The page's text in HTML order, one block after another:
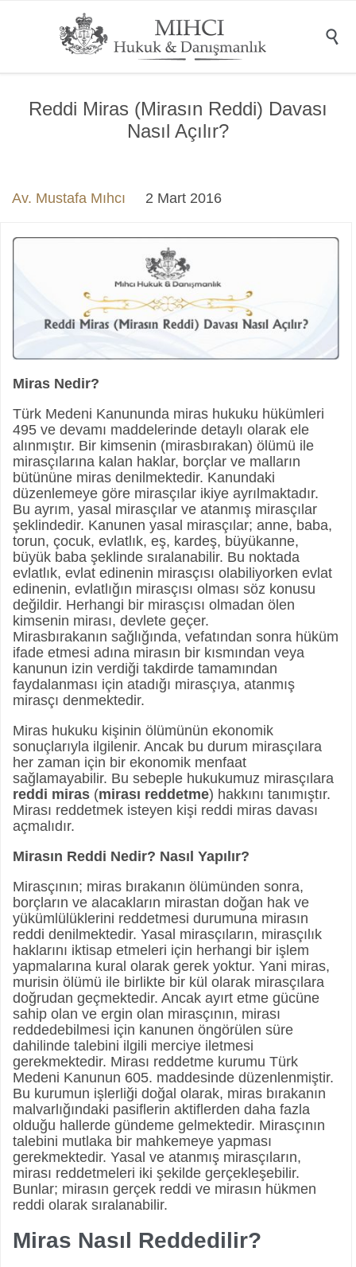

Reddi Miras (Mirasın Reddi) Davası
Nasıl Açılır?
Av. Mustafa Mıhcı 2 Mart 2016
Miras Nedir?
Türk Medeni Kanununda miras hukuku hükümleri
495 ve devamı maddelerinde detaylı olarak ele
alınmıştır. Bir kimsenin (mirasbırakan) ölümü ile
mirasçılarına kalan haklar, borçlar ve malların
bütününe miras denilmektedir. Kanundaki
düzenlemeye göre mirasçılar ikiye ayrılmaktadır.
Bu ayrım, yasal mirasçılar ve atanmış mirasçılar
şeklindedir. Kanunen yasal mirasçılar; anne, baba,
torun, çocuk, evlatlık, eş, kardeş, büyükanne,
büyük baba şeklinde sıralanabilir. Bu noktada
evlatlık, evlat edinenin mirasçısı olabiliyorken evlat
edinenin, evlatlığın mirasçısı olması söz konusu
değildir. Herhangi bir mirasçısı olmadan ölen
kimsenin mirası, devlete geçer.
Mirasbırakanın sağlığında, vefatından sonra hüküm
ifade etmesi adına mirasın bir kısmından veya
kanunun izin verdiği takdirde tamamından
faydalanması için atadığı mirasçıya, atanmış
mirasçı denmektedir.
Miras hukuku kişinin ölümünün ekonomik
sonuçlarıyla ilgilenir. Ancak bu durum mirasçılara
her zaman için bir ekonomik menfaat
sağlamayabilir. Bu sebeple hukukumuz mirasçılara
reddi miras (mirası reddetme) hakkını tanımıştır.
Mirası reddetmek isteyen kişi reddi miras davası
açmalıdır.
Mirasın Reddi Nedir? Nasıl Yapılır?
Mirasçının; miras bırakanın ölümünden sonra,
borçların ve alacakların mirastan doğan hak ve
yükümlülüklerini reddetmesi durumuna mirasın
reddi denilmektedir. Yasal mirasçıların, mirasçılık
haklarını iktisap etmeleri için herhangi bir işlem
yapmalarına kural olarak gerek yoktur. Yani miras,
murisin ölümü ile birlikte bir kül olarak mirasçılara
doğrudan geçmektedir. Ancak ayırt etme gücüne
sahip olan ve ergin olan mirasçının, mirası
reddedebilmesi için kanunen öngörülen süre
dahilinde talebini ilgili merciye iletmesi
gerekmektedir. Mirası reddetme kurumu Türk
Medeni Kanunun 605. maddesinde düzenlenmiştir.
Bu kurumun işlerliği doğal olarak, miras bırakanın
malvarlığındaki pasiflerin aktiflerden daha fazla
olduğu hallerde gündeme gelmektedir. Mirasçının
talebini mutlaka bir mahkemeye yapması
gerekmektedir. Yasal ve atanmış mirasçıların,
mirası reddetmeleri iki şekilde gerçekleşebilir.
Bunlar; mirasın gerçek reddi ve mirasın hükmen
reddi olarak sıralanabilir.
Miras Nasıl Reddedilir?